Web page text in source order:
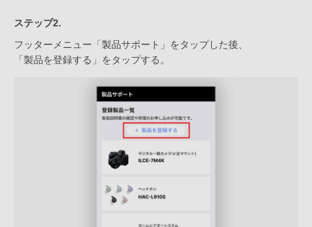
ステップ2.
フッターメニュー「製品サポート」をタップした後、
「製品を登録する」をタップする。